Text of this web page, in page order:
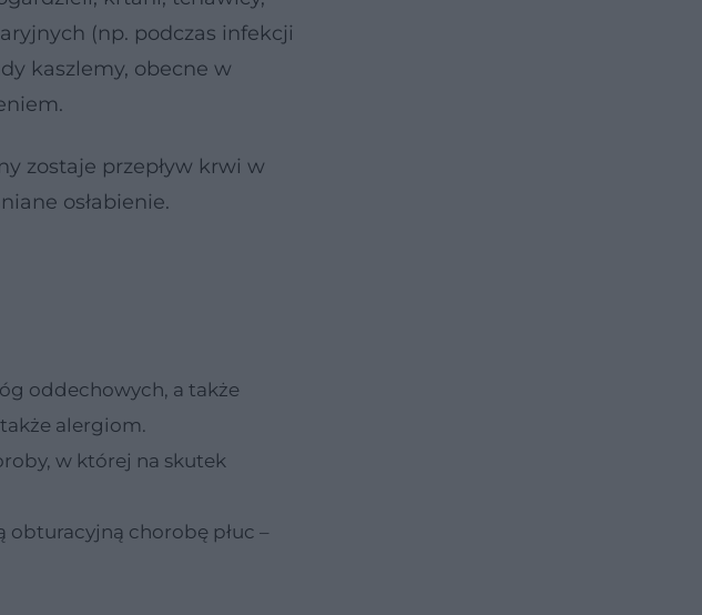
(np. podczas infekcji
kaszlemy, obecne w
zostaje przepływ krwi w
osłabienie.
oddechowych, a także
także alergiom.
w której na skutek
obturacyjną chorobę płuc –